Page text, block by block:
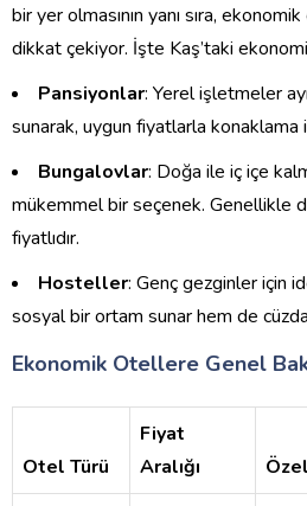
bir yer olmasının yanı sıra,
dikkat çekiyor. İşte Kaş’taki
Pansiyonlar: Yerel işletmeler
sunarak, uygun fiyatlarla konaklama
Bungalovlar: Doğa ile iç içe
mükemmel bir seçenek. Genellikle
fiyatlıdır.
Hosteller: Genç gezginler için
sosyal bir ortam sunar hem de
Ekonomik Otellere Genel
Otel Türü
Fiyat
Aralığı